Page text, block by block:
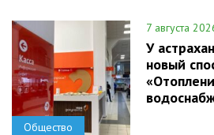
Общество
7 августа
У
новый